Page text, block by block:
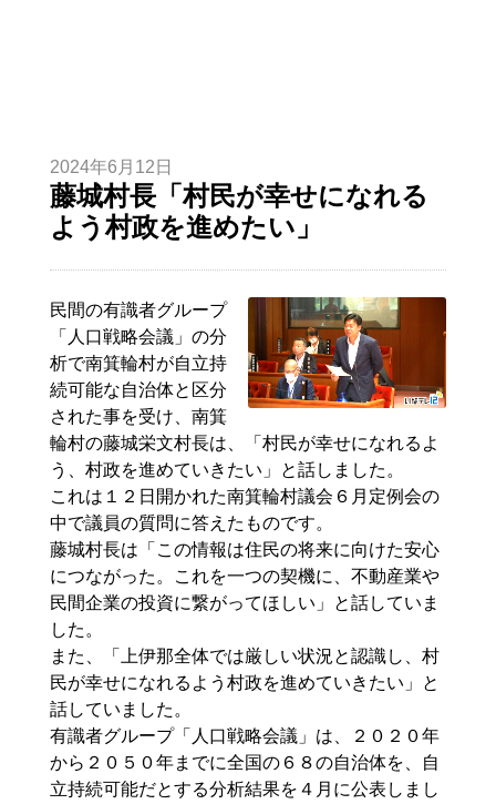
2024年6月12日
藤城村長「村民が幸せになれる
よう村政を進めたい」
民間の有識者グループ
「人口戦略会議」の分
析で南箕輪村が自立持
続可能な自治体と区分
された事を受け、南箕
輪村の藤城栄文村長は、「村民が幸せになれるよ
う、村政を進めていきたい」と話しました。
これは１２日開かれた南箕輪村議会６月定例会の
中で議員の質問に答えたものです。
藤城村長は「この情報は住民の将来に向けた安心
につながった。これを一つの契機に、不動産業や
民間企業の投資に繋がってほしい」と話していま
した。
また、「上伊那全体では厳しい状況と認識し、村
民が幸せになれるよう村政を進めていきたい」と
話していました。
有識者グループ「人口戦略会議」は、２０２０年
から２０５０年までに全国の６８の自治体を、自
立持続可能だとする分析結果を４月に公表しまし